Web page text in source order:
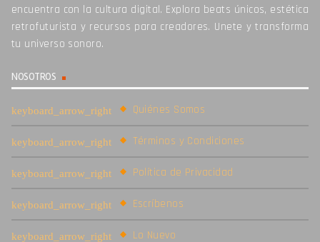
encuentra con la cultura digital. Explora beats únicos, estética
retrofuturista y recursos para creadores. Unete y transforma
tu universo sonoro.
NOSOTROS
Quiénes Somos
Términos y Condiciones
Política de Privacidad
Escríbenos
Lo Nuevo